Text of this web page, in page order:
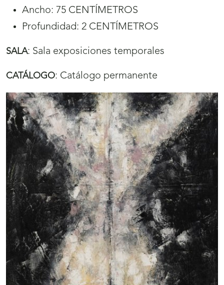
Ancho: 75 CENTÍMETROS
Profundidad: 2 CENTÍMETROS
SALA: Sala exposiciones temporales
CATÁLOGO: Catálogo permanente